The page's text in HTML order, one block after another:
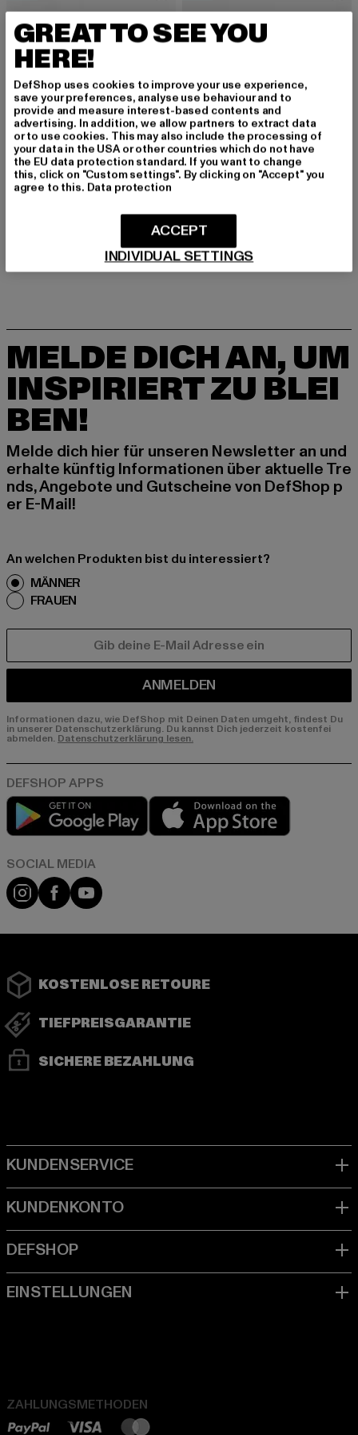
Suede Mayu Slip-On Teddy Womens
Derzeitiger Preis: 44,10 EURAktionspreis: 104,99 EUR
TIMBERLAND
70,45 EUR
Derzeitiger Preis: 70,45 EUR
MELDE DICH AN, UM
INSPIRIERT ZU BLEI
BEN!
Melde dich hier für unseren Newsletter an und
erhalte künftig Informationen über aktuelle Tre
nds, Angebote und Gutscheine von DefShop p
er E-Mail!
An welchen Produkten bist du interessiert?
MÄNNER
FRAUEN
ANMELDEN
Informationen dazu, wie DefShop mit Deinen Daten umgeht, findest Du
in unserer Datenschutzerklärung. Du kannst Dich jederzeit kostenfei
abmelden. Datenschutzerklärung lesen.
Play market
Instagram
FacebookYouTube
KOSTENLOSE RETOURE
TIEFPREISGARANTIE
SICHERE BEZAHLUNG
ZAHLUNGSMETHODEN
GREAT TO SEE YOU
HERE!
DefShop uses cookies to improve your use experience,
save your preferences, analyse use behaviour and to
provide and measure interest-based contents and
advertising. In addition, we allow partners to extract data
or to use cookies. This may also include the processing of
your data in the USA or other countries which do not have
the EU data protection standard. If you want to change
this, click on "Custom settings". By clicking on "Accept" you
agree to this. Data protection
INDIVIDUAL SETTINGS
ACCEPT